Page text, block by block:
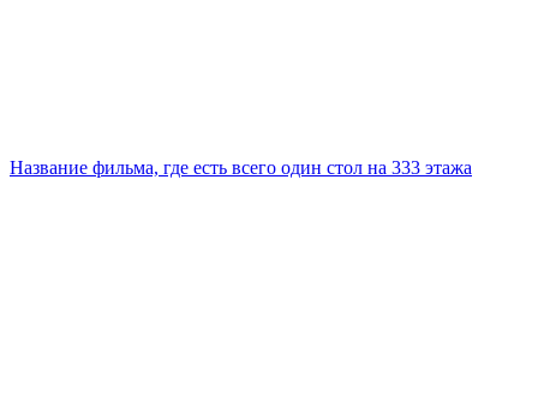
Название фильма, где есть всего один стол на 333 этажа